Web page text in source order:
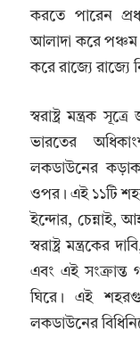
করতে পারেন
আলাদা করে পঞ্চম
করে রাজ্যে রাজ্যে
স্বরাষ্ট্র মন্ত্রক
ভারতের
লকডাউনের
ওপর। এই ১১টি
ইন্দোর, চেন্নাই,
স্বরাষ্ট্র মন্ত্রকের
এবং এই সংক্রান্ত
ঘিরে। এই
লকডাউনের